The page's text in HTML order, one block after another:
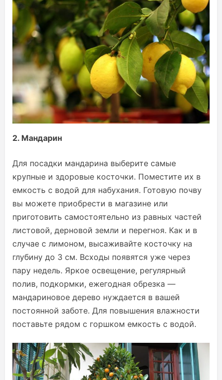
2. Мандарин
Для посадки мандарина выберите самые
крупные и здоровые косточки. Поместите их в
емкость с водой для набухания. Готовую почву
вы можете приобрести в магазине или
приготовить самостоятельно из равных частей
листовой, дерновой земли и перегноя. Как и в
случае с лимоном, высаживайте косточку на
глубину до 3 см. Всходы появятся уже через
пару недель. Яркое освещение, регулярный
полив, подкормки, ежегодная обрезка —
мандариновое дерево нуждается в вашей
постоянной заботе. Для повышения влажности
поставьте рядом с горшком емкость с водой.